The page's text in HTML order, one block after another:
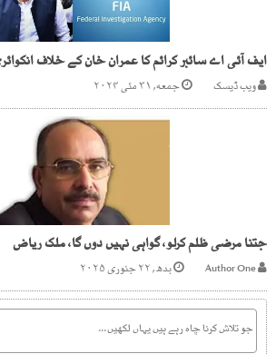
ایف آئی اے سائبر کرائم کا عمران خان کے خلاف
ویب ڈیسک جمعه, ۳۱ مئی ۲۰۲۴
جتنا مرضی ظلم کرلو، گواہی نہیں دوں گا، ملک ریاض
بدھ, ۲۲ جنوری ۲۰۲۵